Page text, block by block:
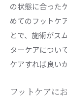
東京
プロの施
東京
プロ
の状態に合った
めてのフットケ
とで、施術がス
ターケアについ
ケアすれば良い
フットケアに